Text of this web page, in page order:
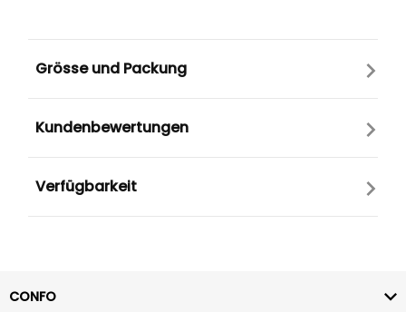
Grösse und Packung
Kundenbewertungen
Verfügbarkeit
CONFO